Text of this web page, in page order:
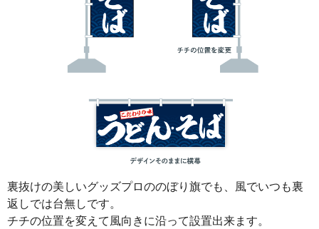
裏抜けの美しいグッズプロののぼり旗でも、風でいつも裏
返しでは台無しです。
チチの位置を変えて風向きに沿って設置出来ます。